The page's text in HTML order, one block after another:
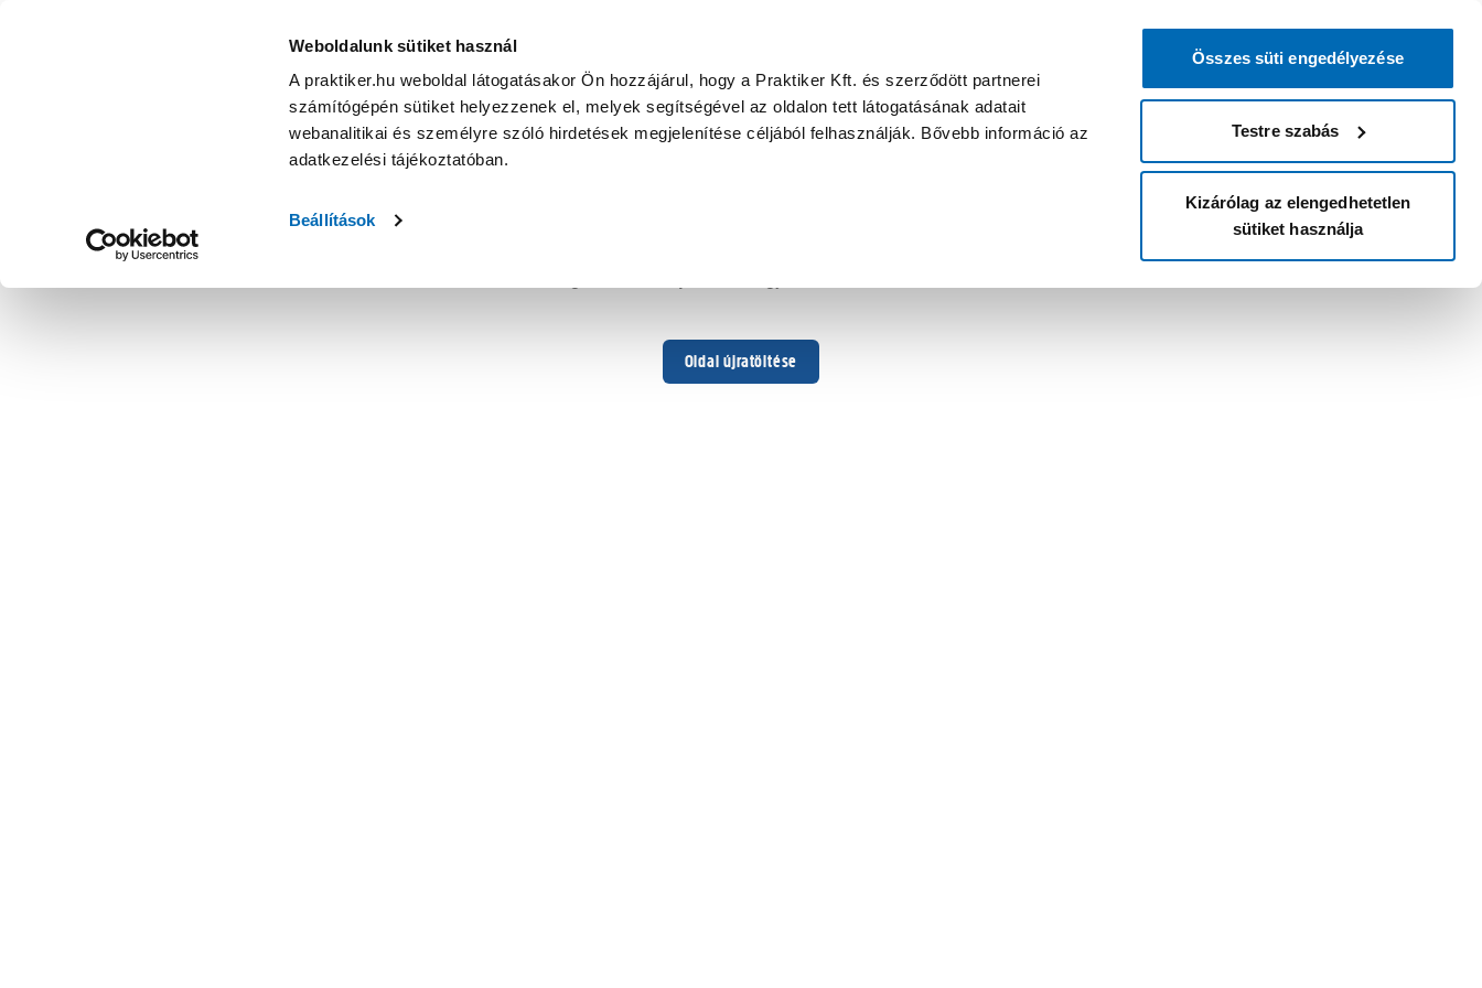
Weboldalunk sütiket használ
A praktiker.hu weboldal látogatásakor Ön hozzájárul, hogy a Praktiker Kft. és szerződött partnerei
számítógépén sütiket helyezzenek el, melyek segítségével az oldalon tett látogatásának adatait
webanalitikai és személyre szóló hirdetések megjelenítése céljából felhasználják. Bővebb információ az
adatkezelési tájékoztatóban.
Beállítások
Összes süti engedélyezése
Testre szabás
Kizárólag az elengedhetetlen
sütiket használja
Oldal újratöltése